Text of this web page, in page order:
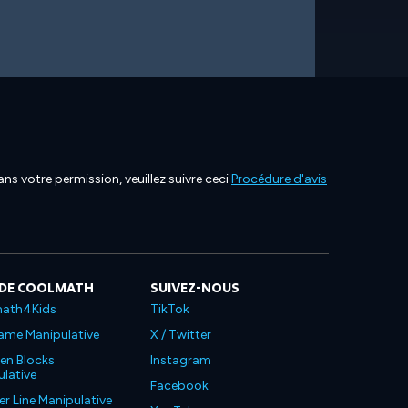
votre permission, veuillez suivre ceciProcédure d'avis
COOLMATH
Manipulative
Blocks
Line Manipulative
SUIVEZ-NOUS
TikTok
X / Twitter
Instagram
Facebook